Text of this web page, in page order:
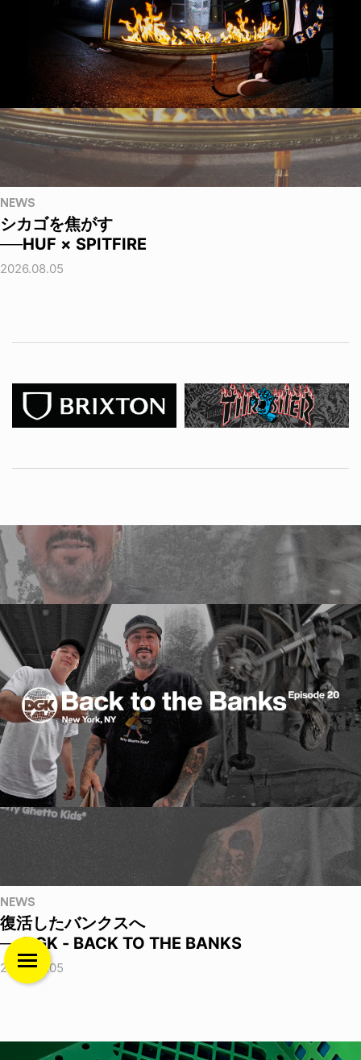
NEWS
シカゴを焦がす
──HUF × SPITFIRE
2026.08.05
NEWS
復活したバンクスへ
──DGK - BACK TO THE BANKS
2026.08.05